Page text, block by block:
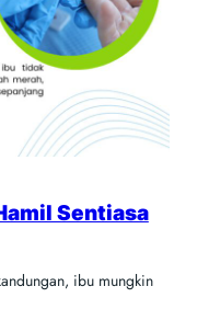
Sentiasa
ibu mungkin